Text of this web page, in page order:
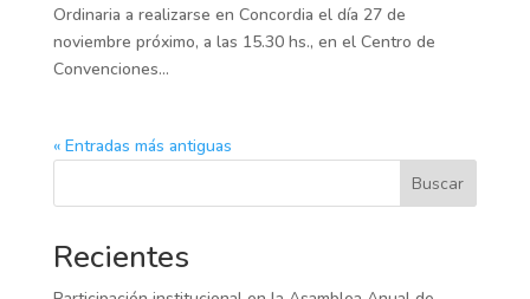
Ordinaria a realizarse en Concordia el día 27 de
noviembre próximo, a las 15.30 hs., en el Centro de
Convenciones...
« Entradas más antiguas
Buscar
Recientes